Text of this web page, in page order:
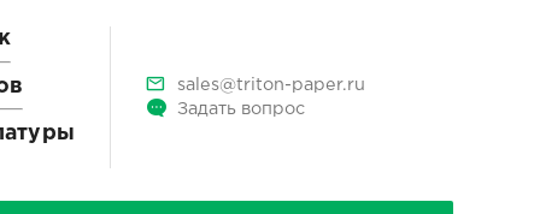
sales@triton-paper.ru
Задать вопрос